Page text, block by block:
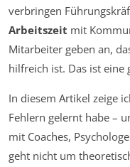
verbringen
Arbeitszeit mit
Mitarbeiter geben an,
hilfreich ist. Das ist eine
In diesem Artikel zeige
Fehlern gelernt habe –
mit Coaches,
geht nicht um